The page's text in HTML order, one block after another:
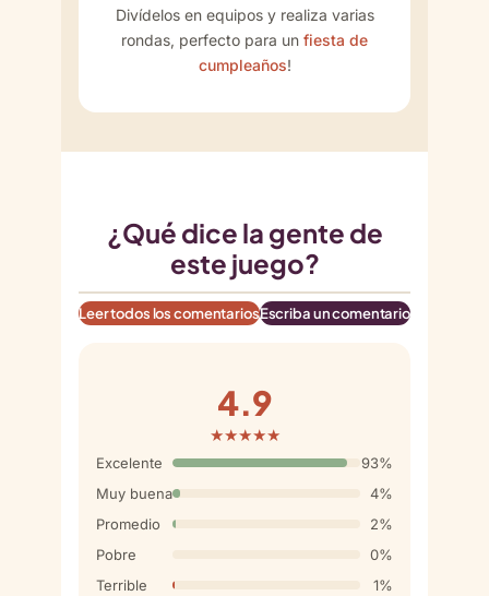
Divídelos en equipos y realiza varias
rondas, perfecto para un fiesta de
cumpleaños!
¿Qué dice la gente de
este juego?
Leer todos los comentariosEscriba un comentario
4.9
★★★★★
Excelente
93%
Muy buena
4%
Promedio
2%
Pobre
0%
Terrible
1%